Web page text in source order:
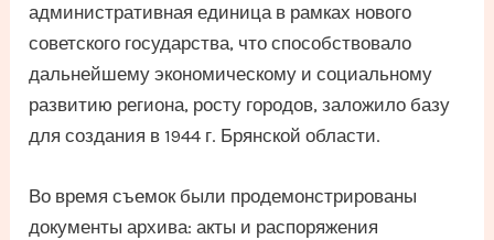
административная единица в рамках нового
советского государства, что способствовало
дальнейшему экономическому и социальному
развитию региона, росту городов, заложило базу
для создания в 1944 г. Брянской области.
Во время съемок были продемонстрированы
документы архива: акты и распоряжения